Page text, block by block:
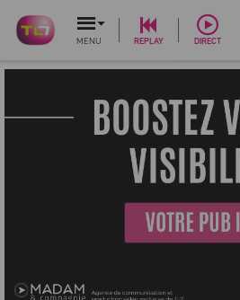
MENU REPLAY DIRECT